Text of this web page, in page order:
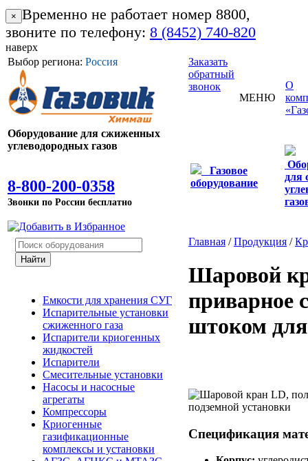
× Временно не работает номер 8800,
звоните по телефону: 8 (8452) 740-820
наверх
Выбор региона: Россия
Оборудование для сжиженных
углеводородных газов
8-800-200-0358
Звонки по России бесплатно
Заказать
обратный
звонок
МЕНЮ
О
Газовое
оборудование
для
Емкости для хранения СУГ
Испарительные установки
сжиженного газа
Испарители криогенных
жидкостей
Испарители
Смесительные установки
Насосы и насосные
агрегаты
Компрессоры
Криогенные
газификационные
комплексы и установки
Главная /Продукция /
Шаровой
приварное
штоком для
Спецификация